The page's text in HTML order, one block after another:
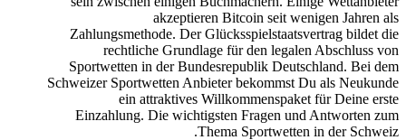
akzeptieren Bitcoin seit wenigen Jahren als
Zahlungsmethode. Der Glücksspielstaatsvertrag bildet die
rechtliche Grundlage für den legalen Abschluss von
Sportwetten in der Bundesrepublik Deutschland. Bei dem
Schweizer Sportwetten Anbieter bekommst Du als Neukunde
ein attraktives Willkommenspaket für Deine erste
Einzahlung. Die wichtigsten Fragen und Antworten zum
Thema Sportwetten in der Schweiz.